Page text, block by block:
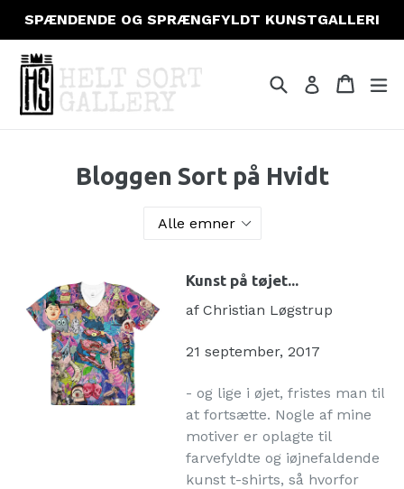
indhold
SPÆNDENDE OG SPRÆNGFYLDT KUNSTGALLERI
Søg Log ind
Bloggen Sort på Hvidt
Kunst på tøjet...
af Christian Løgstrup
21 september, 2017
- og lige i øjet, fristes man til
at fortsætte. Nogle af mine
motiver er oplagte til
farvefyldte og iøjnefaldende
kunst t-shirts, så hvorfor